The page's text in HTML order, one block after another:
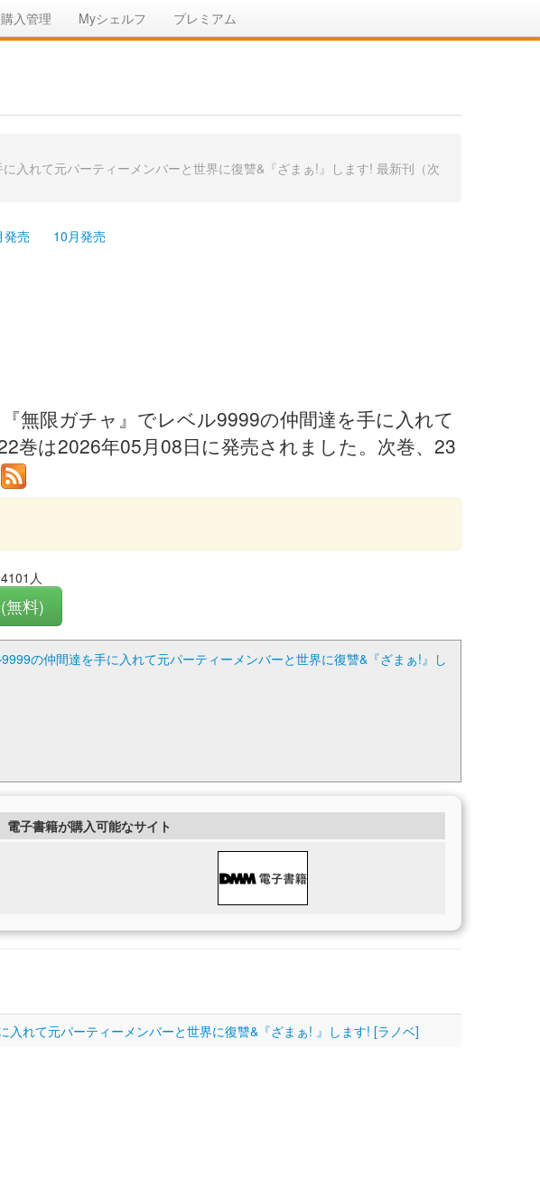
購入管理 Myシェルフ プレミアム
入れて元パーティーメンバーと世界に復讐&『ざまぁ!』します! 最新刊（次
発売 10月発売
無限ガチャ』でレベル9999の仲間達を手に入れて
巻は2026年05月08日に発売されました。次巻、23
人
無料)
の仲間達を手に入れて元パーティーメンバーと世界に復讐&『ざまぁ!』し
電子書籍が購入可能なサイト
れて元パーティーメンバーと世界に復讐&『ざまぁ! 』します! [ラノベ]